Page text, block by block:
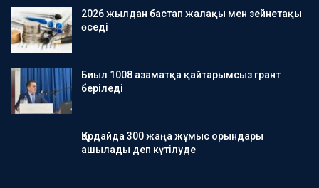
2026 жылдан бастап жалақы мен зейнетақы
өседі
Биыл 1008 азаматқа қайтарымсыз грант
беріледі
Қордайда 300 жаңа жұмыс орындары
ашылады деп күтілуде